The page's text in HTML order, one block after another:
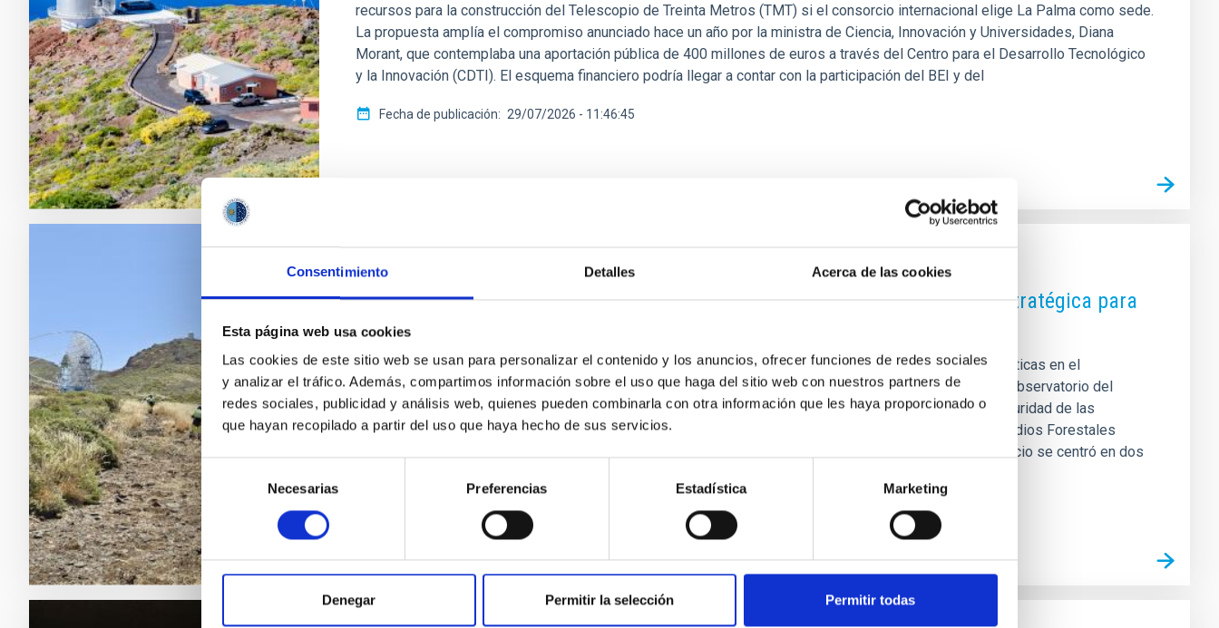
Consentimiento Detalles Acerca de las cookies
Esta página web usa cookies
Las cookies de este sitio web se usan para personalizar el contenido y los anuncios, ofrecer funciones de redes sociales
y analizar el tráfico. Además, compartimos información sobre el uso que haga del sitio web con nuestros partners de
redes sociales, publicidad y análisis web, quienes pueden combinarla con otra información que les haya proporcionado o
que hayan recopilado a partir del uso que haya hecho de sus servicios.
Selección
de
consentimiento
Necesarias Preferencias Estadística Marketing
Denegar Permitir la selección Permitir todas
recursos para la construcción del Telescopio de Treinta Metros (TMT) si el consorcio internacional elige La Palma como sede.
La propuesta amplía el compromiso anunciado hace un año por la ministra de Ciencia, Innovación y Universidades, Diana
Morant, que contemplaba una aportación pública de 400 millones de euros a través del Centro para el Desarrollo Tecnológico
y la Innovación (CDTI). El esquema financiero podría llegar a contar con la participación del BEI y del
Fecha de publicación 29/07/2026 - 11:46:45
FOTONOTICIA
El IAC colabora en un simulacro de emergencia forestal de importancia estratégica para
La Palma
Los Equipos de Intervención y Refuerzo en Incendios Forestales del Gobierno de Canarias realizan prácticas en el
Observatorio del Roque de los Muchachos con participación del Instituto de Astrofísica de Canarias El Observatorio del
Roque de los Muchachos (ORM) acogió el pasado 11 de julio una práctica de gran relevancia para la seguridad de las
Cumbres de la isla de La Palma, con la participación de los Equipos de Intervención y Refuerzo en Incendios Forestales
(EIRIF) del Gobierno de Canarias y la colaboración del Instituto de Astrofísica de Canarias (IAC). El ejercicio se centró en dos
Fecha de publicación 28/08/2025 - 19:18:46